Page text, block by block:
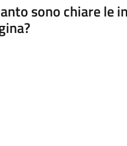
sono chiare le